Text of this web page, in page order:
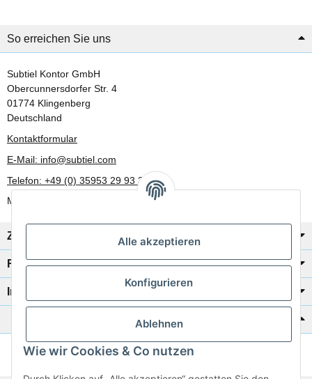
Alle akzeptieren
Konfigurieren
Ablehnen
Wie wir Cookies & Co nutzen
So erreichen Sie uns
Subtiel Kontor GmbH
Obercunnersdorfer Str. 4
01774 Klingenberg
Deutschland
Kontaktformular
E-Mail: info@subtiel.com
Telefon: +49 (0) 35953 29 93 30
Mo-Fr: 8:00 Uhr - 17:00 Uhr
Zahlung/Versand
Rechtliches
Informationen
Katalog zur Hand?
Zur Schnellbestellung